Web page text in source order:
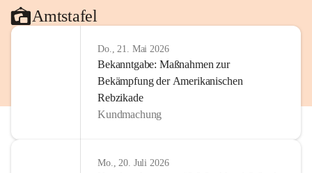
Amtstafel
Do., 21. Mai 2026
Bekanntgabe: Maßnahmen zur
Bekämpfung der Amerikanischen
Rebzikade
Kundmachung
Mo., 20. Juli 2026